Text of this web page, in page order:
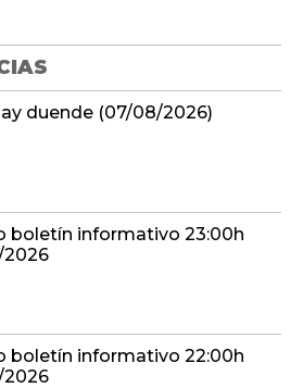
duende (07/08/2026)
boletín informativo 23:00h
boletín informativo 22:00h